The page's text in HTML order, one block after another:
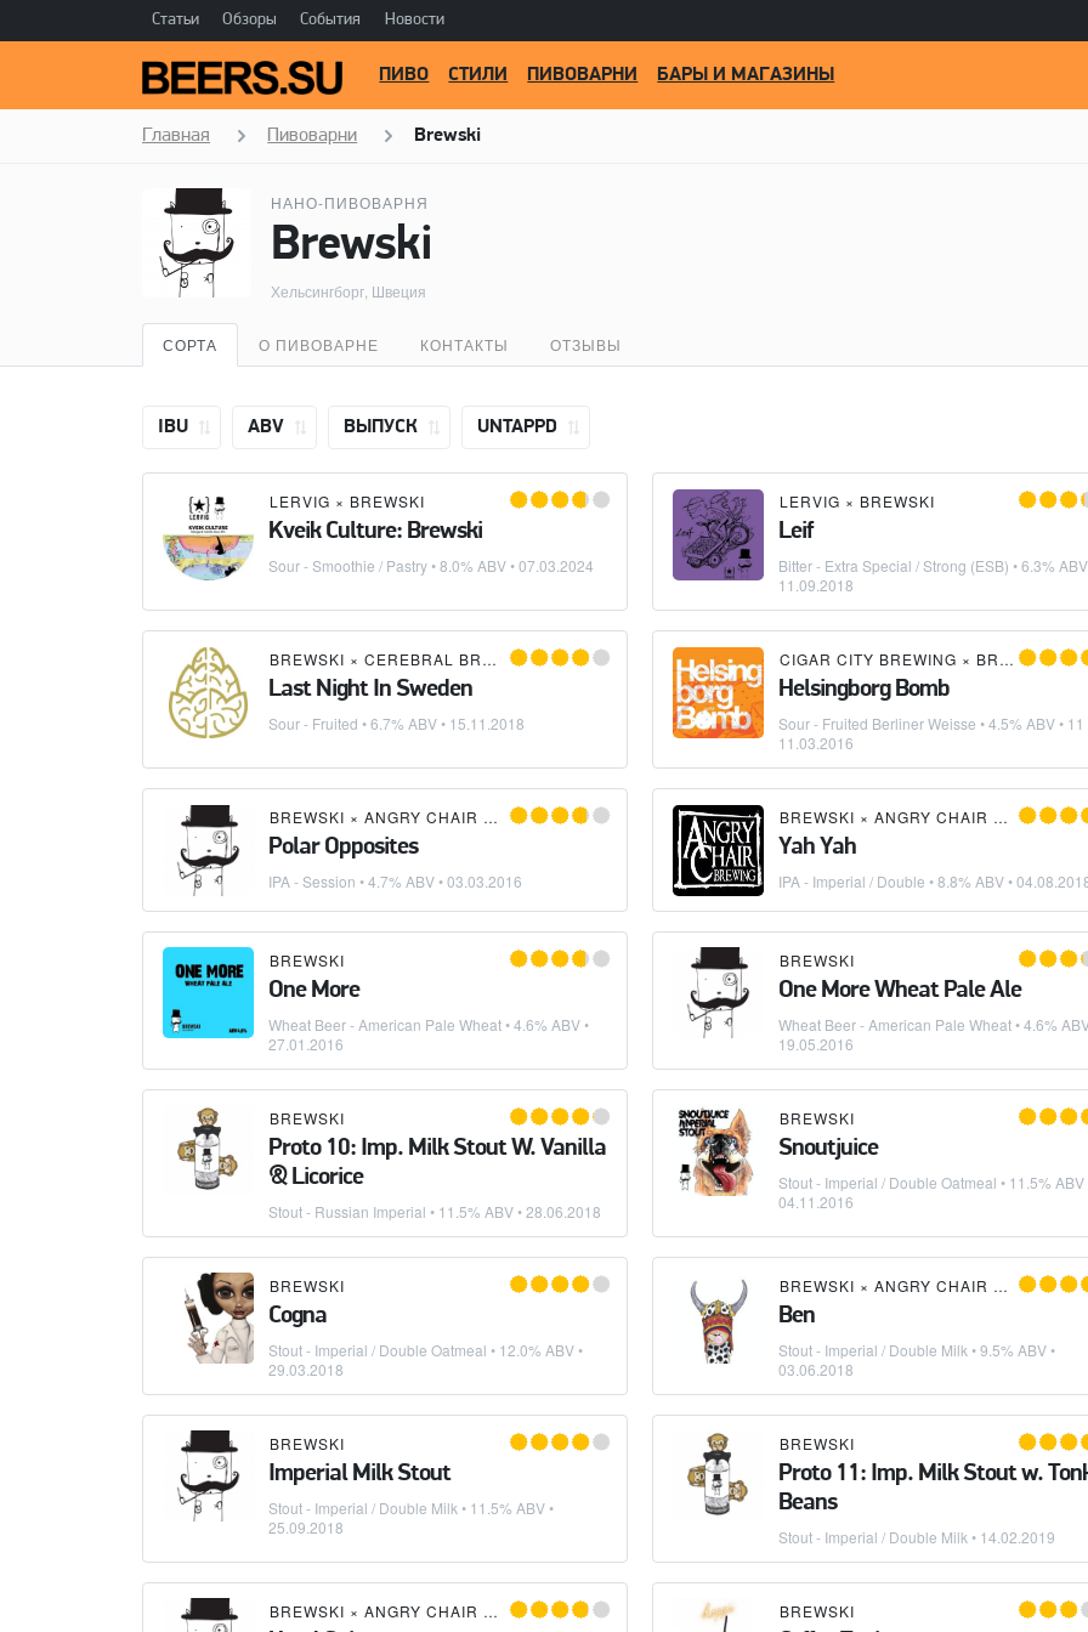
Статьи Обзоры События Новости
ПИВО СТИЛИ ПИВОВАРНИ БАРЫ И МАГАЗИНЫ
Главная Пивоварни Brewski
НАНО-ПИВОВАРНЯ
Brewski
Хельсингборг, Швеция
СОРТА О ПИВОВАРНЕ КОНТАКТЫ ОТЗЫВЫ
IBU ABV ВЫПУСК UNTAPPD
LERVIG × BREWSKI
Kveik Culture: Brewski
Sour - Smoothie / Pastry• 8.0% ABV •07.03.2024
LERVIG × BREWSKI
Leif
Bitter - Extra Special / Strong (ESB) • 6.3% ABV
11.09.2018
BREWSKI × CEREBRAL BREWING
Last Night In Sweden
Sour - Fruited • 6.7% ABV • 15.11.2018
CIGAR CITY BREWING × BREWSKI
Helsingborg Bomb
Sour - Fruited Berliner Weisse • 4.5% ABV • 11
11.03.2016
BREWSKI × ANGRY CHAIR BREWING
Polar Opposites
IPA - Session • 4.7% ABV •03.03.2016
BREWSKI × ANGRY CHAIR BREWING
Yah Yah
IPA - Imperial / Double • 8.8% ABV •
BREWSKI
One More
Wheat Beer - American Pale Wheat• 4.6% ABV •
27.01.2016
BREWSKI
One More Wheat Pale Ale
Wheat Beer - American Pale Wheat• 4.6%
19.05.2016
BREWSKI
Proto 10: Imp. Milk Stout W. Vanilla
& Licorice
Stout - Russian Imperial • 11.5% ABV •28.06.2018
BREWSKI
Snoutjuice
Stout - Imperial / Double Oatmeal • 11.5% ABV
04.11.2016
BREWSKI
Cogna
Stout - Imperial / Double Oatmeal • 12.0% ABV •
29.03.2018
BREWSKI × ANGRY CHAIR BREWING
Ben
Stout - Imperial / Double Milk • 9.5% ABV •
03.06.2018
BREWSKI
Imperial Milk Stout
Stout - Imperial / Double Milk • 11.5% ABV •
25.09.2018
BREWSKI
Proto 11: Imp. Milk Stout w.
Beans
Stout - Imperial / Double Milk • 14.02.2019
BREWSKI × ANGRY CHAIR BREWING BREWSKI